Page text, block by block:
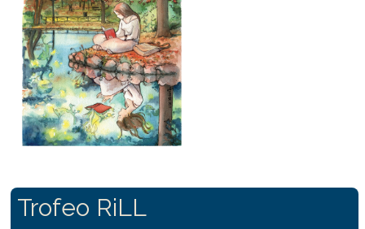
Trofeo RiLL